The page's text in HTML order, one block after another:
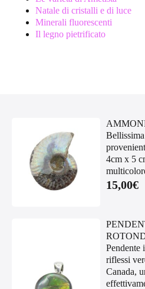
Natale di cristalli e di luce
Minerali fluorescenti
Il legno pietrificato
4cm x 5
15,00€
Pendente
riflessi
Canada,